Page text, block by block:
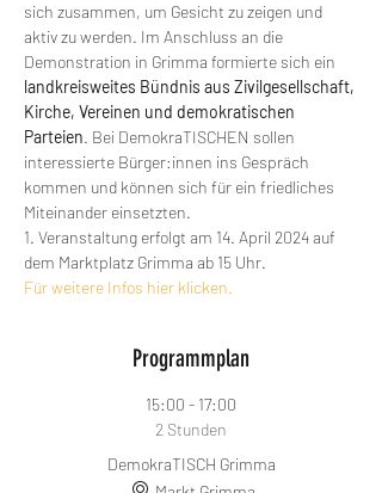
sich zusammen, um Gesicht zu zeigen und
aktiv zu werden. Im Anschluss an die
Demonstration in Grimma formierte sich ein
landkreisweites Bündnis aus Zivilgesellschaft,
Kirche, Vereinen und demokratischen
Parteien. Bei DemokraTISCHEN sollen
interessierte Bürger:innen ins Gespräch
kommen und können sich für ein friedliches
Miteinander einsetzten.
1. Veranstaltung erfolgt am 14. April 2024 auf
dem Marktplatz Grimma ab 15 Uhr.
Für weitere Infos hier klicken.
Programmplan
15:00 - 17:00
2 Stunden
DemokraTISCH Grimma